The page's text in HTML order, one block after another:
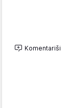
Komentariši